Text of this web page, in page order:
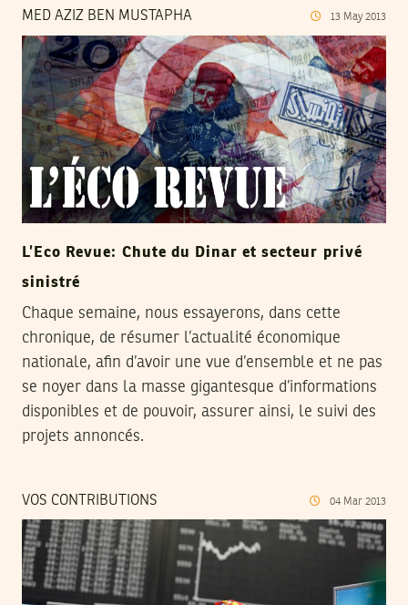
MED AZIZ BEN MUSTAPHA 13 May 2013
L’Eco Revue: Chute du Dinar et secteur privé
sinistré
Chaque semaine, nous essayerons, dans cette
chronique, de résumer l’actualité économique
nationale, afin d’avoir une vue d’ensemble et ne pas
se noyer dans la masse gigantesque d’informations
disponibles et de pouvoir, assurer ainsi, le suivi des
projets annoncés.
VOS CONTRIBUTIONS 04 Mar 2013